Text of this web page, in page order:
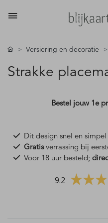
Versiering en decoratie
Strakke
Bestel jouw 1e
Dit design snel en
Gratisverrassing bij
Voor 18 uur besteld;
9.2